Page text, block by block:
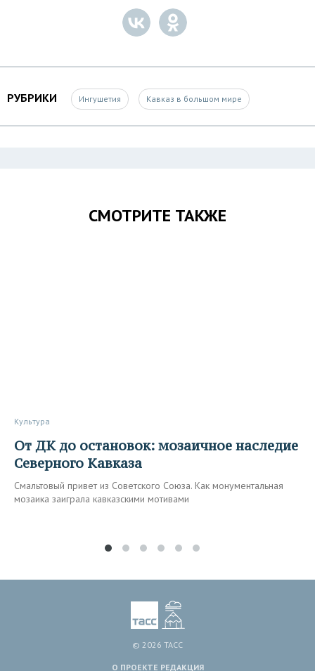
РУБРИКИ Ингушетия Кавказ в большом мире
СМОТРИТЕ ТАКЖЕ
Культура
От ДК до остановок: мозаичное наследие
Северного Кавказа
Смальтовый привет из Советского Союза. Как монументальная
мозаика заиграла кавказскими мотивами
© 2026 ТАСС
О ПРОЕКТЕ РЕДАКЦИЯ